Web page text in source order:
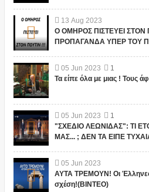
13 Aug 2023
Ο ΟΜΗΡΟΣ ΠΙΣΤΕΥΕΙ
ΠΡΟΠΑΓΑΝΔΑ ΥΠΕΡ ΤΟΥ
05 Jun 2023
1
Τα είπε όλα με μιας ! Τους
05 Jun 2023
1
"ΣΧΕΔΙΟ ΛΕΩΝΙΔΑΣ": ΤΙ
ΜΑΣ... ; ΔΕΝ ΤΑ ΕΙΠΕ
05 Jun 2023
ΑΥΤΑ ΤΡΕΜΟΥΝ! Οι Έλληνες
σχέση!(ΒΙΝΤΕΟ)